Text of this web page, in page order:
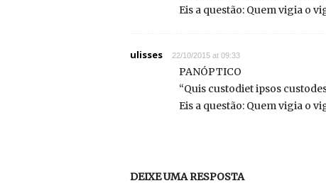
Eis a questão: Quem vigia o
ulisses 22/10/2015 at 09:33
PANÓPTICO
“Quis custodiet ipsos
Eis a questão: Quem vigia o
DEIXE UMA RESPOSTA